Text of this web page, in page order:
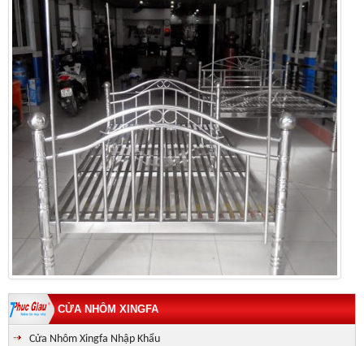
CỬA NHÔM XINGFA
Cửa Nhôm Xingfa Nhập Khẩu